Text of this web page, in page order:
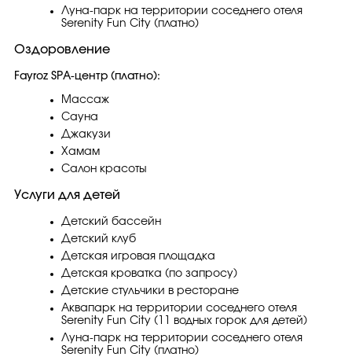
Луна-парк на территории соседнего отеля
Serenity Fun City (платно)
Оздоровление
Fayroz SPA-центр (платно):
Массаж
Сауна
Джакузи
Хамам
Салон красоты
Услуги для детей
Детский бассейн
Детский клуб
Детская игровая площадка
Детская кроватка (по запросу)
Детские стульчики в ресторане
Аквапарк на территории соседнего отеля
Serenity Fun City (11 водных горок для детей)
Луна-парк на территории соседнего отеля
Serenity Fun City (платно)